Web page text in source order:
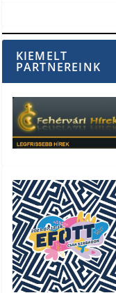
KIEMELT
PARTNEREINK